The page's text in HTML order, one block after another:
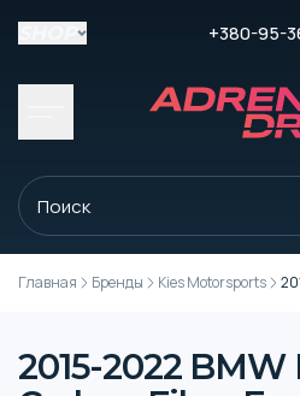
+380-95-
Главная Бренды Kies Motorsports
2015-2022 BMW